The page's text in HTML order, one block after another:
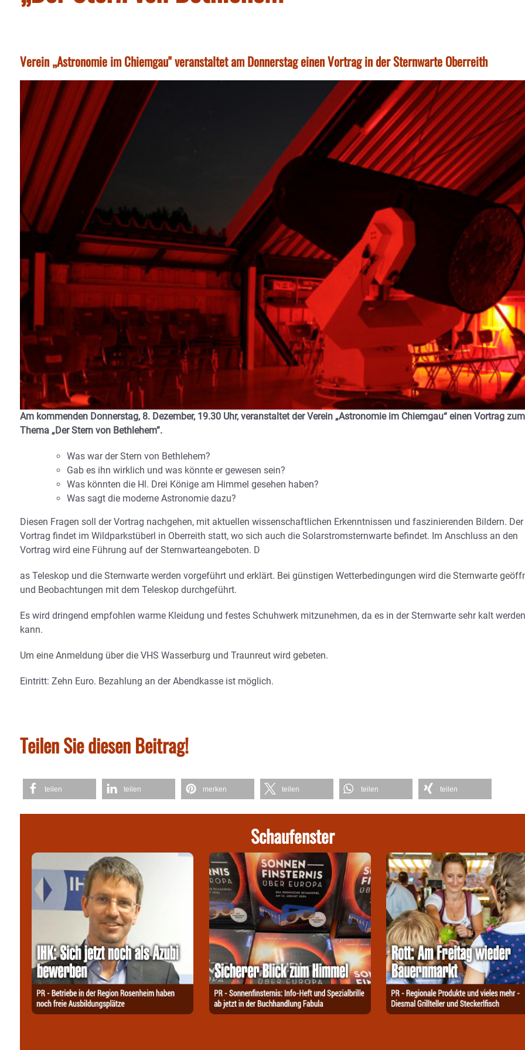
Verein „Astronomie im Chiemgau" veranstaltet am Donnerstag einen Vortrag in der Sternwarte Oberreith
Am kommenden Donnerstag, 8. Dezember, 19.30 Uhr, veranstaltet der Verein „Astronomie im Chiemgau“ einen Vortrag zum
Thema „Der Stern von Bethlehem”.
Was war der Stern von Bethlehem?
Gab es ihn wirklich und was könnte er gewesen sein?
Was könnten die Hl. Drei Könige am Himmel gesehen haben?
Was sagt die moderne Astronomie dazu?
Diesen Fragen soll der Vortrag nachgehen, mit aktuellen wissenschaftlichen Erkenntnissen und faszinierenden Bildern. Der
Vortrag findet im Wildparkstüberl in Oberreith statt, wo sich auch die Solarstromsternwarte befindet. Im Anschluss an den
Vortrag wird eine Führung auf der Sternwarteangeboten. D
as Teleskop und die Sternwarte werden vorgeführt und erklärt. Bei günstigen Wetterbedingungen wird die Sternwarte
und Beobachtungen mit dem Teleskop durchgeführt.
Es wird dringend empfohlen warme Kleidung und festes Schuhwerk mitzunehmen, da es in der Sternwarte sehr kalt werden
kann.
Um eine Anmeldung über die VHS Wasserburg und Traunreut wird gebeten.
Eintritt: Zehn Euro. Bezahlung an der Abendkasse ist möglich.
Teilen Sie diesen Beitrag!
teilen teilen merken teilen teilen teilen
Schaufenster